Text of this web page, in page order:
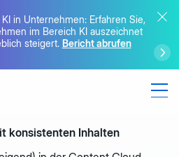
in Unternehmen: Erfahren Sie,
im Bereich KI auszeichnet
steigert. Bericht abrufen
konsistenten Inhalten